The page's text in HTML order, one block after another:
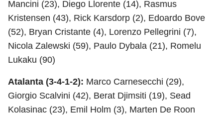
Mancini (23), Diego Llorente (14), Rasmus
Kristensen (43), Rick Karsdorp (2), Edoardo Bove
(52), Bryan Cristante (4), Lorenzo Pellegrini (7),
Nicola Zalewski (59), Paulo Dybala (21), Romelu
Lukaku (90)
Atalanta (3-4-1-2): Marco Carnesecchi (29),
Giorgio Scalvini (42), Berat Djimsiti (19), Sead
Kolasinac (23), Emil Holm (3), Marten De Roon